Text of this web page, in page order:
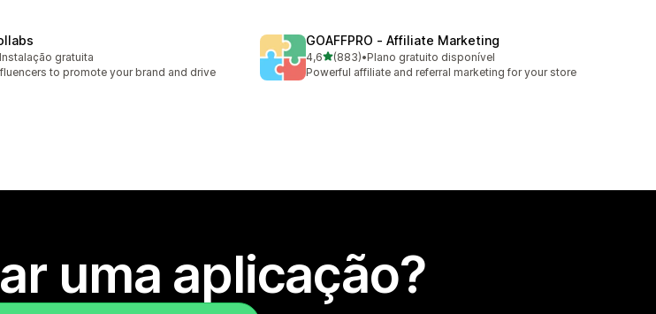
Instalação gratuita
to promote your brand and drive
GOAFFPRO ‑ Affiliate Marketing
4,6de 5 estrelas
(883)
883 total de avaliações
•Plano gratuito disponível
Powerful affiliate and referral marketing for your store
uma aplicação?